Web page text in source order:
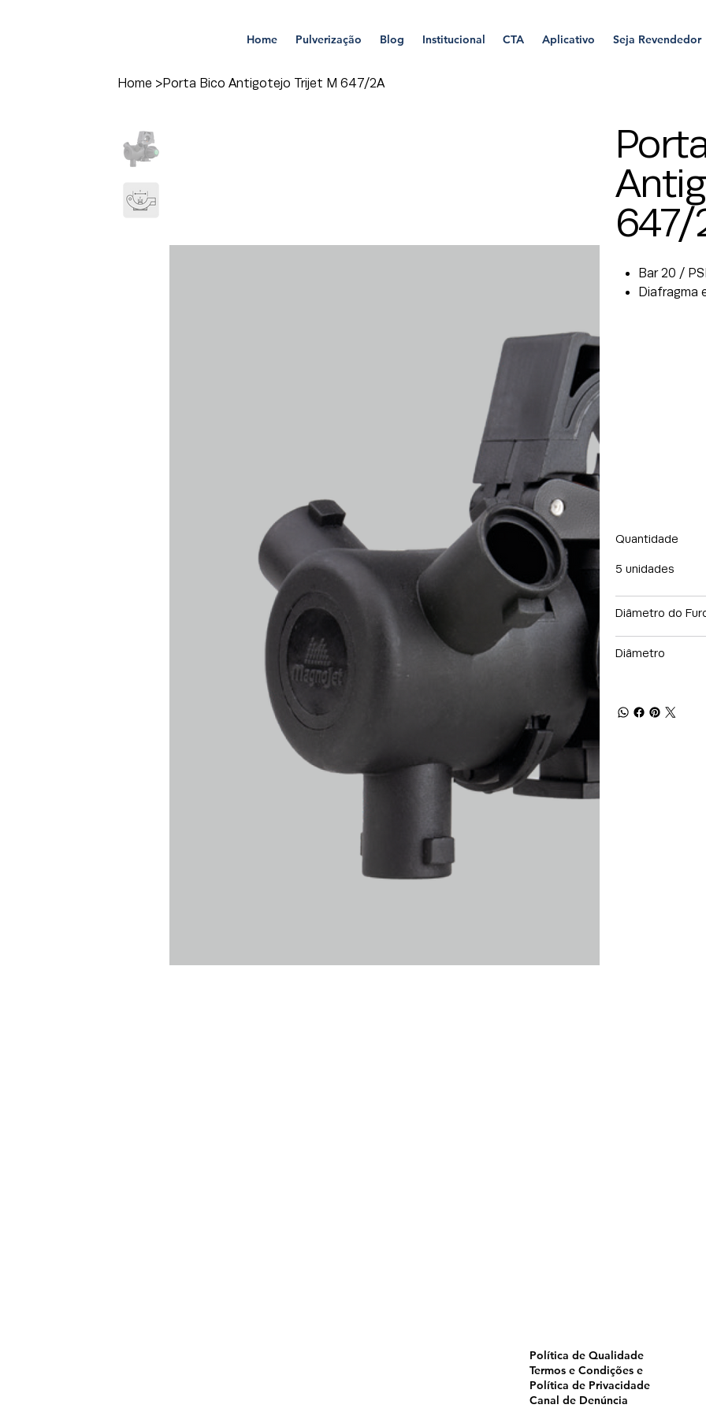
Home Pulverização Blog Institucional CTA Aplicativo Seja Revendedor
Home >Porta Bico Antigotejo Trijet M 647/2A
647/
Bar 20 /
Diafragma
Quantidade
5 unidades
Diâmetro do
Diâmetro
Política de Qualidade
Termos e Condições e
Política de Privacidade
Canal de Denúncia